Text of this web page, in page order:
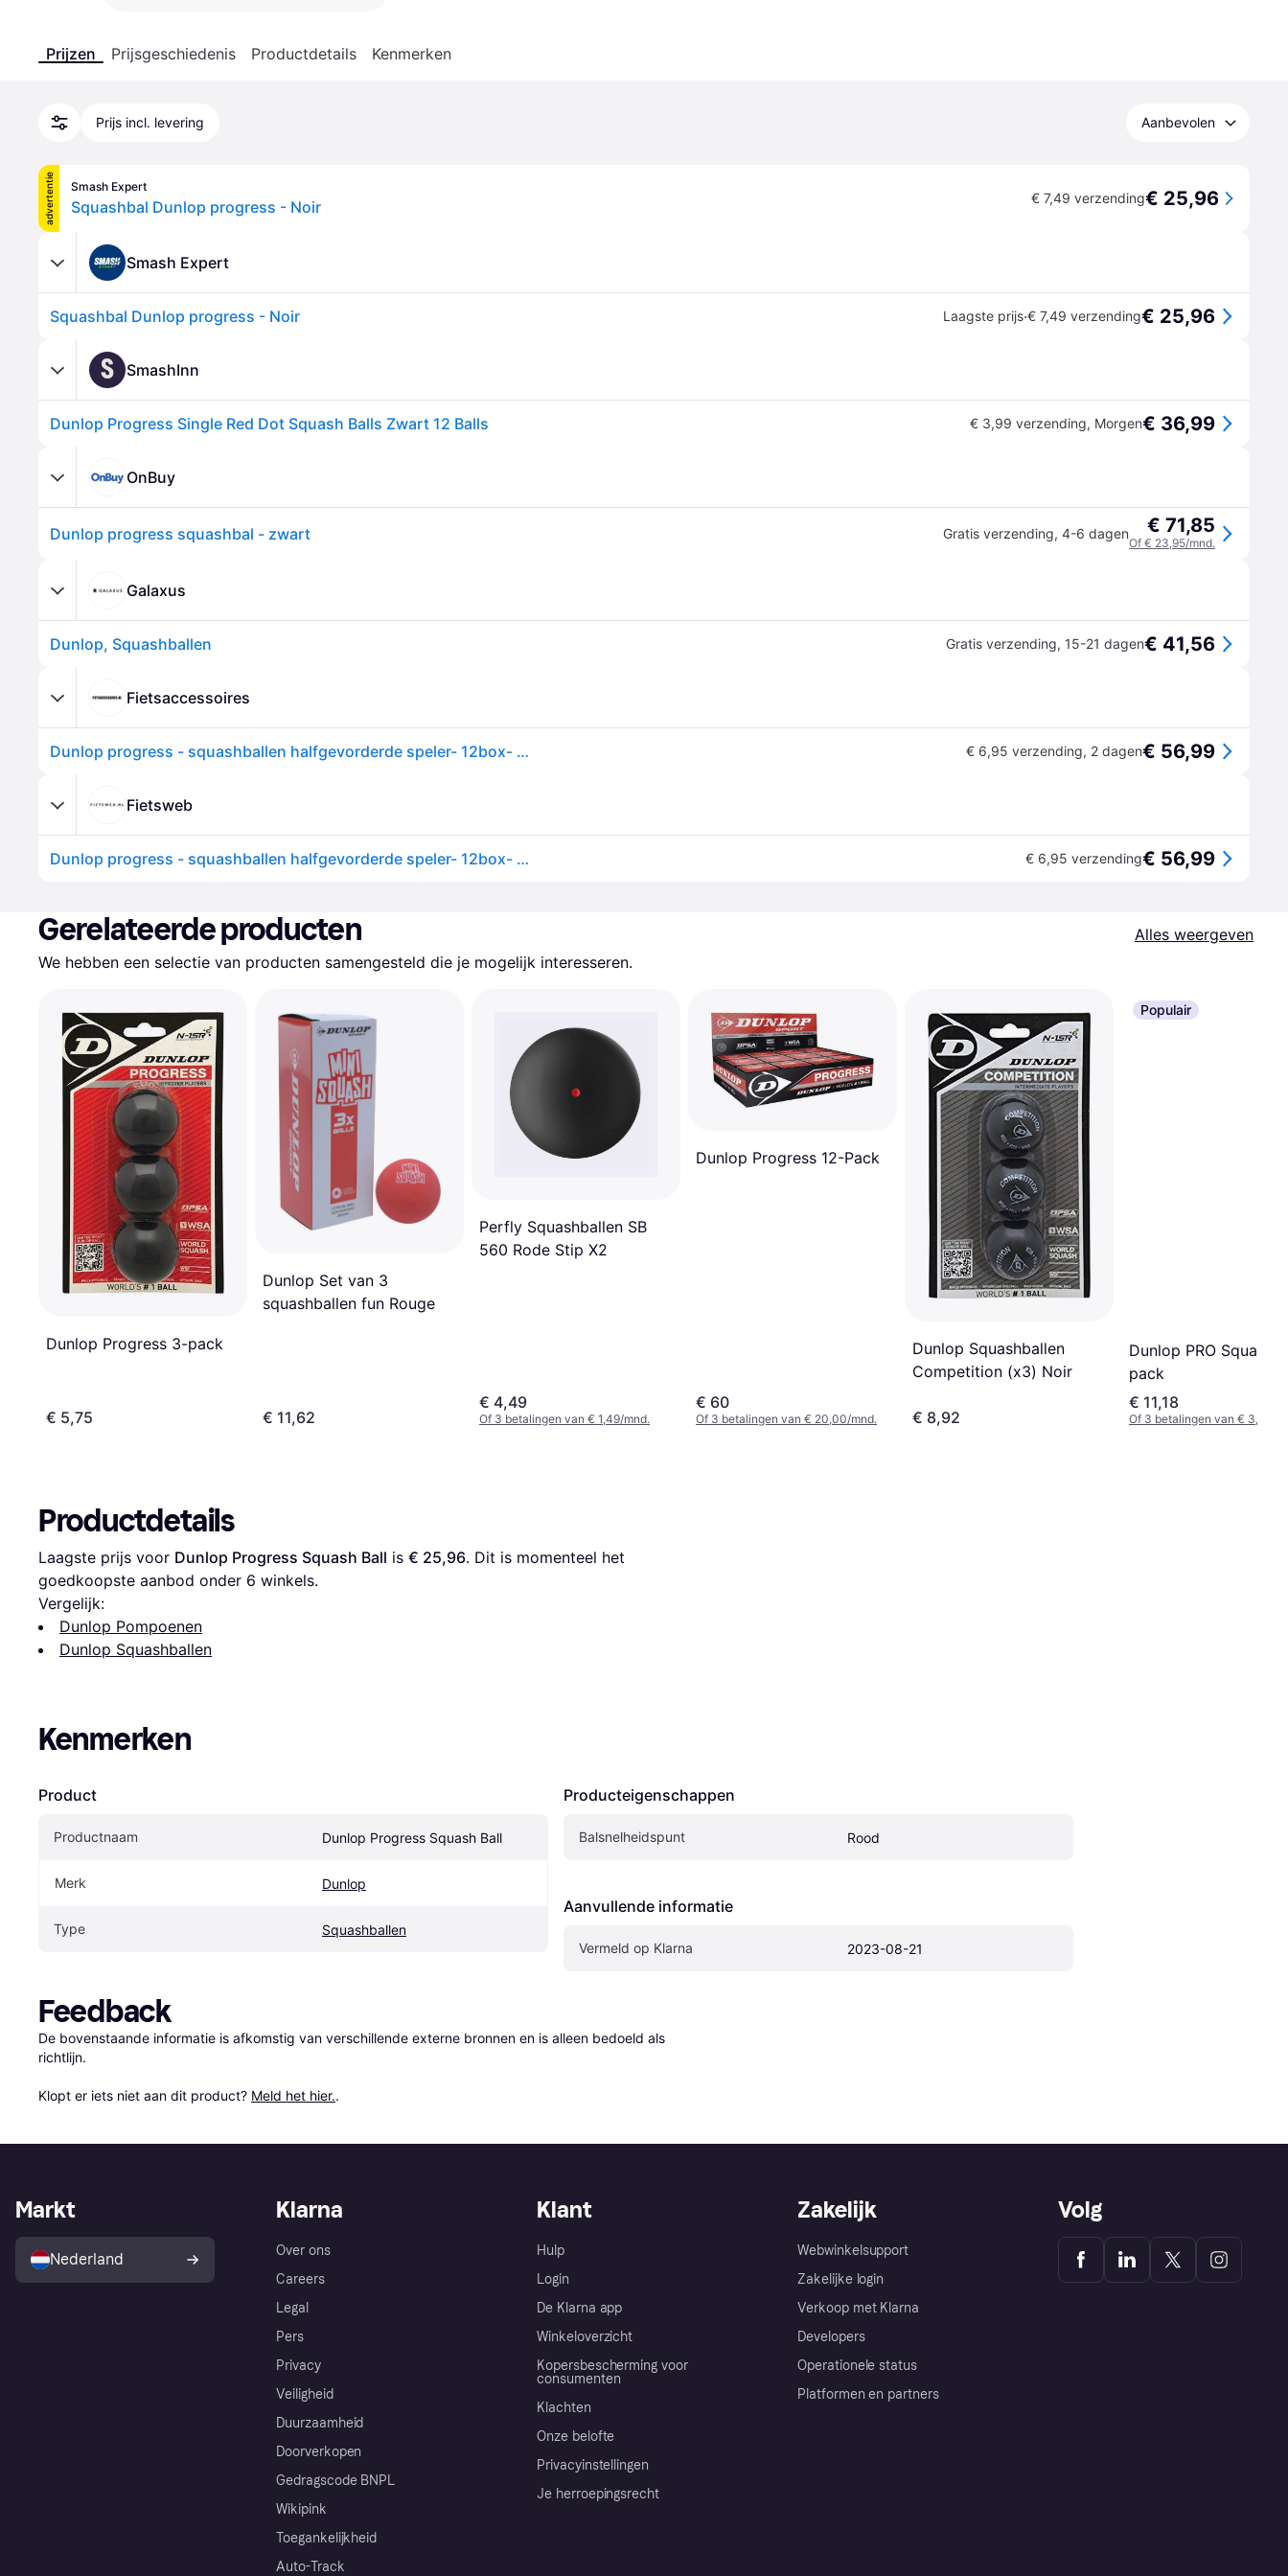
Prijzen Prijsgeschiedenis Productdetails Kenmerken
Prijs incl. levering Aanbevolen
advertentie Smash Expert
Squashbal Dunlop progress - Noir € 7,49 verzending€ 25,96
Smash Expert
Squashbal Dunlop progress - Noir Laagste prijs·€ 7,49 verzending€ 25,96
S SmashInn
Dunlop Progress Single Red Dot Squash Balls Zwart 12 Balls € 3,99 verzending, Morgen€ 36,99
OnBuy
Dunlop progress squashbal - zwart Gratis verzending, 4-6 dagen € 71,85
Of € 23,95/mnd.
Galaxus
Dunlop, Squashballen Gratis verzending, 15-21 dagen€ 41,56
Fietsaccessoires
Dunlop progress - squashballen halfgevorderde speler- 12box- zwart € 6,95 verzending, 2 dagen€ 56,99
Fietsweb
Dunlop progress - squashballen halfgevorderde speler- 12box- zwart € 6,95 verzending€ 56,99
Gerelateerde producten
Alles weergeven
We hebben een selectie van producten samengesteld die je mogelijk interesseren.
Dunlop Progress 3-pack
€ 5,75
Dunlop Set van 3
squashballen fun Rouge
€ 11,62
Perfly Squashballen SB
560 Rode Stip X2
€ 4,49
Of 3 betalingen van € 1,49/mnd.
Dunlop Progress 12-Pack
€ 60
Of 3 betalingen van € 20,00/mnd.
Dunlop Squashballen
Competition (x3) Noir
€ 8,92
Populair
Dunlop PRO Squash
pack
€ 11,18
Of 3 betalingen van € 3,72/
Productdetails
Laagste prijs voor Dunlop Progress Squash Ball is € 25,96. Dit is momenteel het
goedkoopste aanbod onder 6 winkels.
Vergelijk:
Dunlop Pompoenen
Dunlop Squashballen
Kenmerken
Product
Productnaam Dunlop Progress Squash Ball
Merk Dunlop
Type Squashballen
Producteigenschappen
Balsnelheidspunt Rood
Aanvullende informatie
Vermeld op Klarna 2023-08-21
Feedback
De bovenstaande informatie is afkomstig van verschillende externe bronnen en is alleen bedoeld als
richtlijn.
Klopt er iets niet aan dit product? Meld het hier..
Klarna
Over ons
Careers
Legal
Pers
Privacy
Veiligheid
Duurzaamheid
Doorverkopen
Gedragscode BNPL
Wikipink
Toegankelijkheid
Auto-Track
Klant
Hulp
Login
De Klarna app
Winkeloverzicht
Kopersbescherming voor
consumenten
Klachten
Onze belofte
Privacyinstellingen
Je herroepingsrecht
Zakelijk
Webwinkelsupport
Zakelijke login
Verkoop met Klarna
Developers
Operationele status
Platformen en partners
Markt
Nederland
Volg